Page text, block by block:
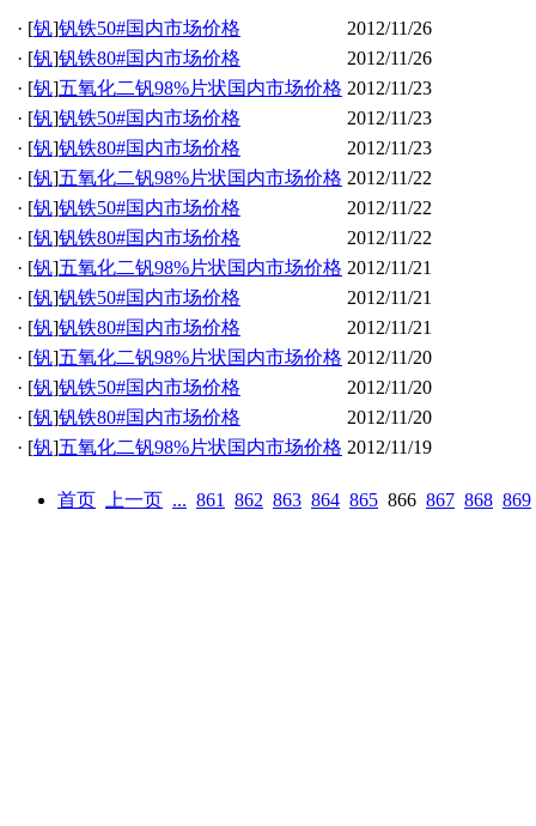
· [钒]钒铁50#国内市场价格
2012/11/26
· [钒]钒铁80#国内市场价格
2012/11/26
· [钒]五氧化二钒98%片状国内市场价格 2012/11/23
· [钒]钒铁50#国内市场价格
2012/11/23
· [钒]钒铁80#国内市场价格
2012/11/23
· [钒]五氧化二钒98%片状国内市场价格 2012/11/22
· [钒]钒铁50#国内市场价格
2012/11/22
· [钒]钒铁80#国内市场价格
2012/11/22
· [钒]五氧化二钒98%片状国内市场价格 2012/11/21
· [钒]钒铁50#国内市场价格
2012/11/21
· [钒]钒铁80#国内市场价格
2012/11/21
· [钒]五氧化二钒98%片状国内市场价格 2012/11/20
· [钒]钒铁50#国内市场价格
2012/11/20
· [钒]钒铁80#国内市场价格
2012/11/20
· [钒]五氧化二钒98%片状国内市场价格 2012/11/19
首页 上一页 ... 861 862 863 864 865 866 867 868 869